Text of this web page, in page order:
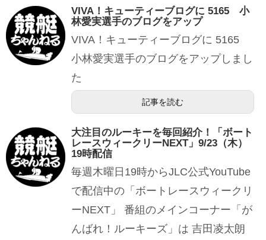
VIVA！キューティーブログに 5165 小
林愛実選手のブログをアップ
VIVA！キューティーブログに 5165
小林愛実選手のブログをアップしまし
た
記事を読む
大注目のルーキーを毎回紹介！「ボート
レースウィークリーNEXT」9/23（木）
19時配信
毎週木曜日19時からJLC公式YouTube
で配信中の「ボートレースウィークリ
ーNEXT」 番組のメインコーナー「が
んばれ！ルーキーズ」は 吉田凌太朗